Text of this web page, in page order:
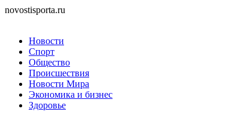
novostisporta.ru
Новости
Спорт
Общество
Происшествия
Новости Мира
Экономика и бизнес
Здоровье